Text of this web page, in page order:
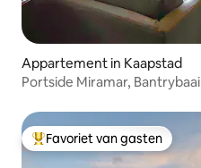
Appartement in Kaapstad
Portside Miramar, Bantrybaai
Topfavoriet van gasten
Favoriet van gasten